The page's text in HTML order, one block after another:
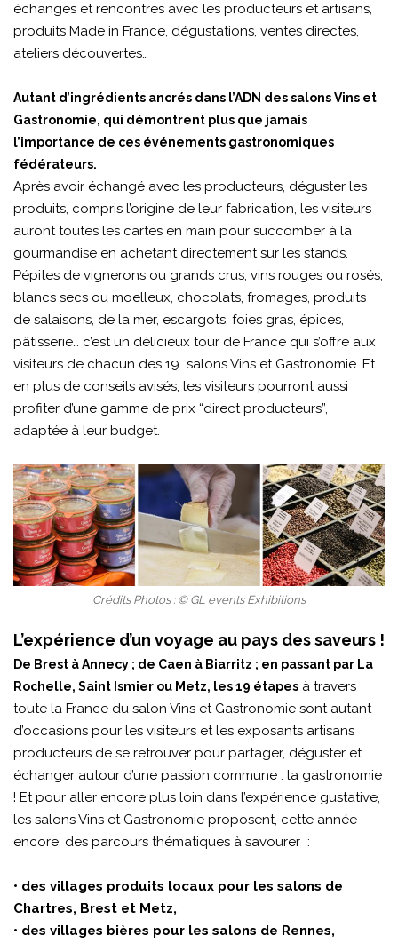
échanges et rencontres avec les producteurs et artisans,
produits Made in France, dégustations, ventes directes,
ateliers découvertes…
Autant d’ingrédients ancrés dans l’ADN des salons Vins et
Gastronomie, qui démontrent plus que jamais
l’importance de ces événements gastronomiques
fédérateurs.
Après avoir échangé avec les producteurs, déguster les
produits, compris l’origine de leur fabrication, les visiteurs
auront toutes les cartes en main pour succomber à la
gourmandise en achetant directement sur les stands.
Pépites de vignerons ou grands crus, vins rouges ou rosés,
blancs secs ou moelleux, chocolats, fromages, produits
de salaisons, de la mer, escargots, foies gras, épices,
pâtisserie… c’est un délicieux tour de France qui s’offre aux
visiteurs de chacun des 19 salons Vins et Gastronomie. Et
en plus de conseils avisés, les visiteurs pourront aussi
profiter d’une gamme de prix “direct producteurs”,
adaptée à leur budget.
Crédits Photos : © GL events Exhibitions
L’expérience d’un voyage au pays des saveurs !
De Brest à Annecy ; de Caen à Biarritz ; en passant par La
Rochelle, Saint Ismier ou Metz, les 19 étapes à travers
toute la France du salon Vins et Gastronomie sont autant
d’occasions pour les visiteurs et les exposants artisans
producteurs de se retrouver pour partager, déguster et
échanger autour d’une passion commune : la gastronomie
! Et pour aller encore plus loin dans l’expérience gustative,
les salons Vins et Gastronomie proposent, cette année
encore, des parcours thématiques à savourer :
• des villages produits locaux pour les salons de
Chartres, Brest et Metz,
• des villages bières pour les salons de Rennes,